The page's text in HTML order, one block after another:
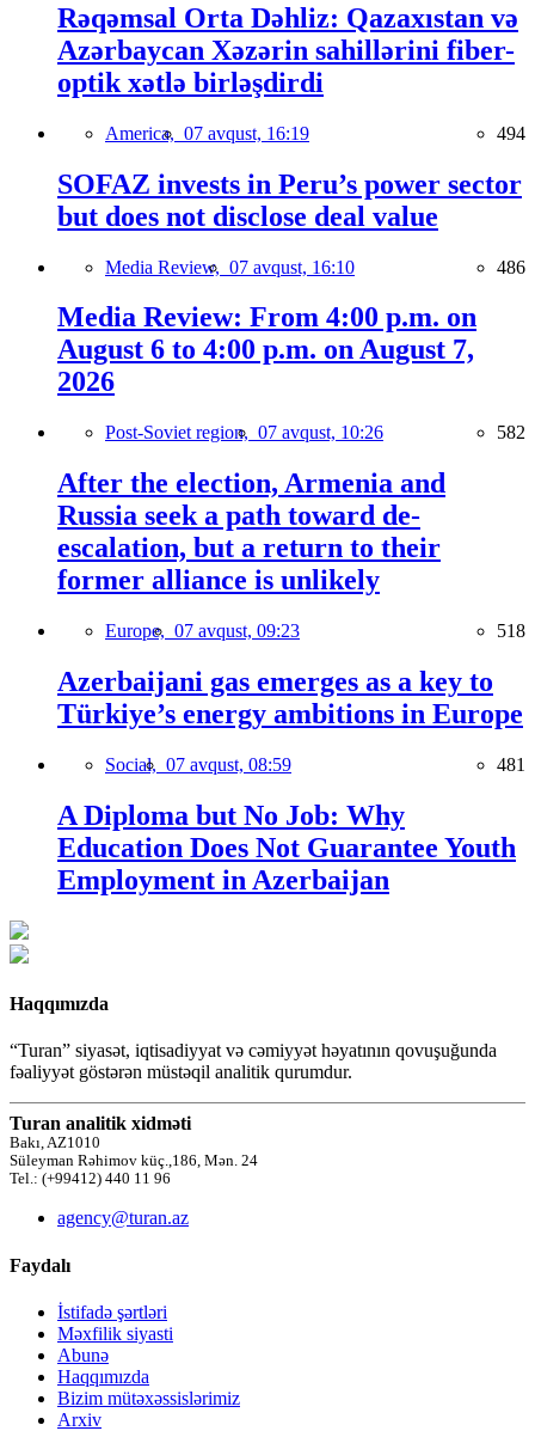
Rəqəmsal Orta Dəhliz: Qazaxıstan və
Azərbaycan Xəzərin sahillərini fiber-
optik xətlə birləşdirdi
America, 07 avqust, 16:19 494
SOFAZ invests in Peru’s power sector
but does not disclose deal value
Media Review, 07 avqust, 16:10 486
Media Review: From 4:00 p.m. on
August 6 to 4:00 p.m. on August 7,
2026
Post-Soviet region, 07 avqust, 10:26 582
After the election, Armenia and
Russia seek a path toward de-
escalation, but a return to their
former alliance is unlikely
Europe, 07 avqust, 09:23 518
Azerbaijani gas emerges as a key to
Türkiye’s energy ambitions in Europe
Social, 07 avqust, 08:59 481
A Diploma but No Job: Why
Education Does Not Guarantee Youth
Employment in Azerbaijan
Haqqımızda
“Turan” siyasət, iqtisadiyyat və cəmiyyət həyatının qovuşuğunda
fəaliyyət göstərən müstəqil analitik qurumdur.
Turan analitik xidməti
Bakı, AZ1010
Süleyman Rəhimov küç.,186, Mən. 24
Tel.: (+99412) 440 11 96
agency@turan.az
Faydalı
İstifadə şərtləri
Məxfilik siyasti
Abunə
Haqqımızda
Bizim mütəxəssislərimiz
Arxiv